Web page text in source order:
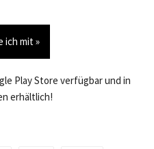
ich mit »
Play Store verfügbar und in
erhältlich!